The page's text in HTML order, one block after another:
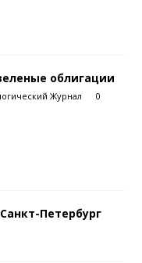
облигации
Журнал 0
Петербург